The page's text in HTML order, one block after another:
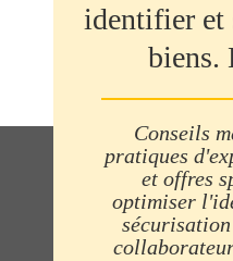
identifier et
biens.
Conseils
pratiques
et offres
optimiser